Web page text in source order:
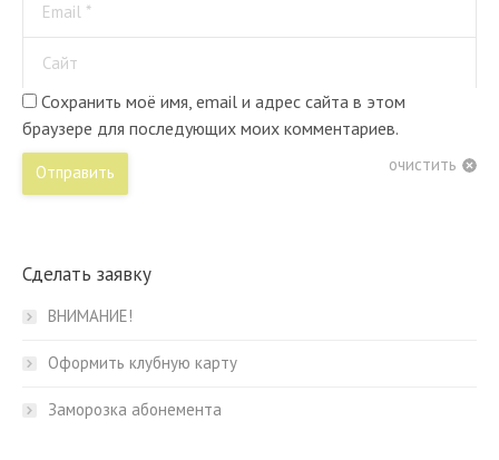
Email *
Сайт
Сохранить моё имя, email и адрес сайта в этом
браузере для последующих моих комментариев.
очистить
Отправить
Сделать заявку
ВНИМАНИЕ!
Оформить клубную карту
Заморозка абонемента